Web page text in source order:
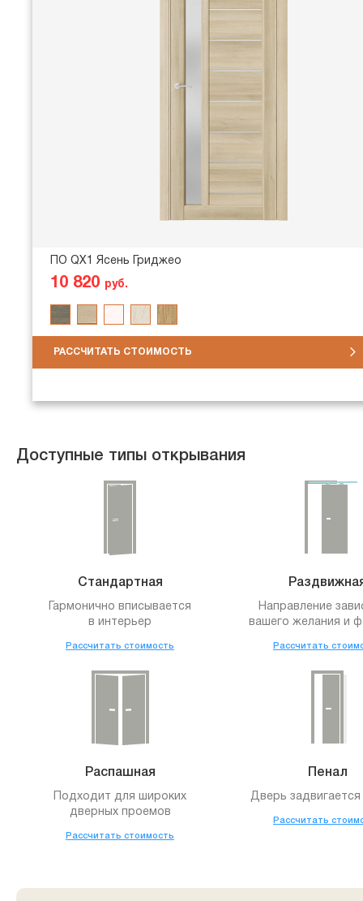
ПО QX1 Ясень Гриджео
10 820 руб.
РАССЧИТАТЬ СТОИМОСТЬ
Доступные типы открывания
Стандартная
Гармонично вписывается
в интерьер
Рассчитать стоимость
Направление
вашего желания и
Рассчитать
Распашная
Подходит для широких
дверных проемов
Рассчитать стоимость
Пенал
Дверь задвигается
Рассчитать